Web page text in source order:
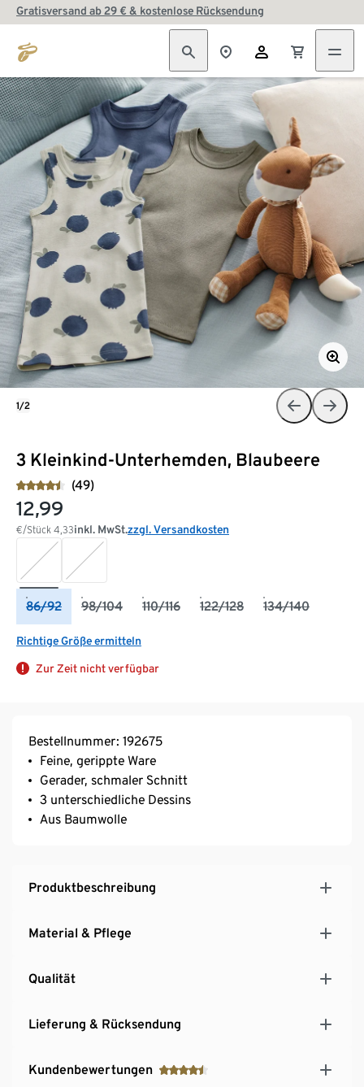
Gratisversand ab 29 € & kostenlose Rücksendung
3 Kleinkind-Unterhemden, Blaubeere
(49)
12,99
€/Stück 4,33inkl. MwSt.zzgl. Versandkosten
86/92 98/104 110/116 122/128 134/140
Richtige Größe ermitteln
Zur Zeit nicht verfügbar
1/2
Bestellnummer: 192675
Feine, gerippte Ware
Gerader, schmaler Schnitt
3 unterschiedliche Dessins
Aus Baumwolle
Produktbeschreibung
Material & Pflege
Qualität
Lieferung & Rücksendung
Kundenbewertungen